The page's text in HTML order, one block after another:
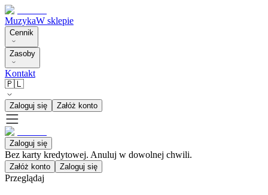
MuzykaW sklepie
Cennik
Zasoby
Kontakt
🇵🇱
Zaloguj się Załóż konto
Zaloguj się
Bez karty kredytowej. Anuluj w dowolnej chwili.
Załóż konto Zaloguj się
Przeglądaj